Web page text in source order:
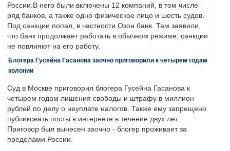
России.В него были включены 12 компаний, в том числе
ряд банков, а также одно физическое лицо и шесть судов.
Под санкции попал, в частности Озон банк. Там заявили,
что банк продолжает работать в обычном режиме, санкции
не повлияют на его работу.
Блогера Гусейна Гасанова заочно приговорили к четырем годам
колонии
Суд в Москве приговорил блогера Гусейна Гасанова к
четырем годам лишения свободы и штрафу в миллион
рублей по делу о неуплате налогов. Также ему запрещено
публиковать посты в интернете в течение двух лет.
Приговор был вынесен заочно - блогер проживает за
пределами России.